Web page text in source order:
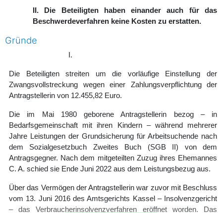
II. Die Beteiligten haben einander auch für das
Beschwerdeverfahren keine Kosten zu erstatten.
Gründe
I.
Die Beteiligten streiten um die vorläufige Einstellung der
Zwangsvollstreckung wegen einer Zahlungsverpflichtung der
Antragstellerin von 12.455,82 Euro.
Die im Mai 1980 geborene Antragstellerin bezog – in
Bedarfsgemeinschaft mit ihren Kindern – während mehrerer
Jahre Leistungen der Grundsicherung für Arbeitsuchende nach
dem Sozialgesetzbuch Zweites Buch (SGB II) von dem
Antragsgegner. Nach dem mitgeteilten Zuzug ihres Ehemannes
C. A. schied sie Ende Juni 2022 aus dem Leistungsbezug aus.
Über das Vermögen der Antragstellerin war zuvor mit Beschluss
vom 13. Juni 2016 des Amtsgerichts Kassel – Insolvenzgericht
– das Verbraucherinsolvenzverfahren eröffnet worden. Das